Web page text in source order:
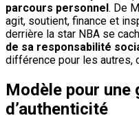
parcours personnel. De
agit, soutient, finance et
derrière la star NBA se
de sa responsabilité
différence pour les autres,
Modèle pour une
d’authenticité